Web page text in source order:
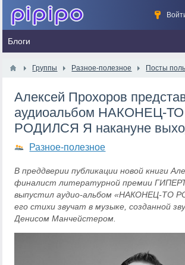
Группы Разное-полезное Посты
Алексей Прохоров
аудиоальбом НАКОНЕЦ‑ТО
РОДИЛСЯ Я накануне
Разное-полезное
В преддверии публикации новой книги
финалист литературной премии
выпустил аудио-альбом «НАКОНЕЦ-ТО
его стихи звучат в музыке, созданной
Денисом Манчейстером.